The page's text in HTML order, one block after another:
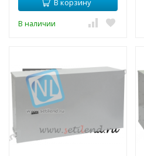
В корзину
В наличии